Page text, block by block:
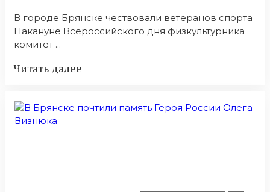
В городе Брянске чествовали ветеранов спорта
Накануне Всероссийского дня физкультурника
комитет ...
Читать далее